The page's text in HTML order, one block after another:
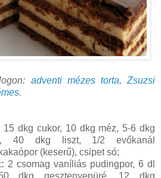
adventi mézes torta,Zsuzsi
.
15 dkg cukor, 10 dkg méz, 5-6 dkg
40 dkg liszt, 1/2 evőkanál
(keserű), csipet só;
2 csomag vaníliás pudingpor, 6 dl
dkg gesztenyepüré, 12 dkg